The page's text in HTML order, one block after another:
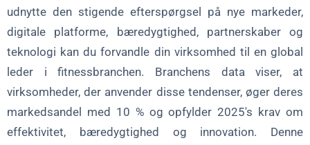
udnytte den stigende efterspørgsel på nye markeder,
digitale platforme, bæredygtighed, partnerskaber og
teknologi kan du forvandle din virksomhed til en global
leder i fitnessbranchen. Branchens data viser, at
virksomheder, der anvender disse tendenser, øger deres
markedsandel med 10 % og opfylder 2025's krav om
effektivitet, bæredygtighed og innovation. Denne